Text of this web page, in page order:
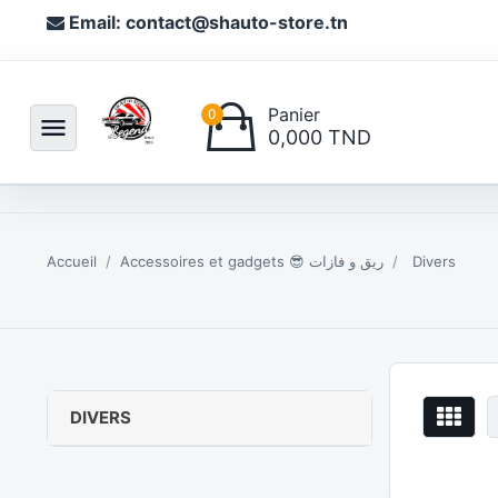
Email: contact@shauto-store.tn
menu Panier
0,000 TND
0
Accueil Accessoires et gadgets 😎 ريق و فازات Divers
DIVERS